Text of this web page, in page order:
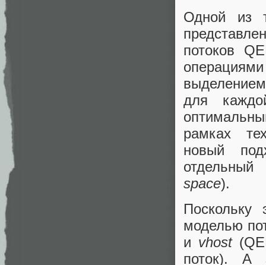
Одной из
потоков
для
рамках
новый
отдельный
space).
Поскольку
моделью
и vhost
поток). А